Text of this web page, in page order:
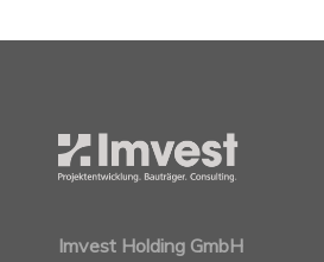
Imvest Holding GmbH